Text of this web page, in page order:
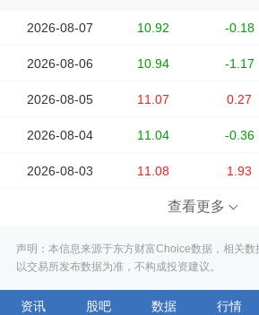
2026-08-07 10.92 -0.18
2026-08-06 10.94 -1.17
2026-08-05 11.07 0.27
2026-08-04 11.04 -0.36
2026-08-03 11.08 1.93
查看更多
声明：本信息来源于东方财富Choice数据，相关数
以交易所发布数据为准，不构成投资建议。
资讯 股吧 数据 行情